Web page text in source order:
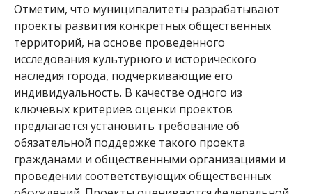
Отметим, что муниципалитеты разрабатывают
проекты развития конкретных общественных
территорий, на основе проведенного
исследования культурного и исторического
наследия города, подчеркивающие его
индивидуальность. В качестве одного из
ключевых критериев оценки проектов
предлагается установить требование об
обязательной поддержке такого проекта
гражданами и общественными организациями и
проведении соответствующих общественных